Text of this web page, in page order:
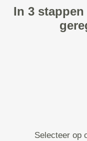
In 3
Selecteer op